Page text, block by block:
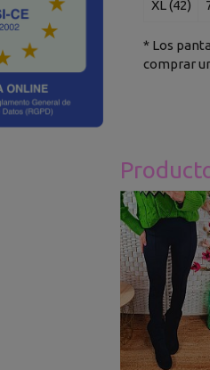
XL (42)
* Los
comprar